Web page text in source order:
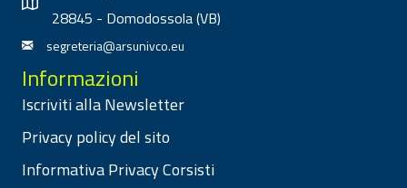
28845 - Domodossola (VB)
segreteria@arsunivco.eu
Informazioni
Iscriviti alla Newsletter
Privacy policy del sito
Informativa Privacy Corsisti